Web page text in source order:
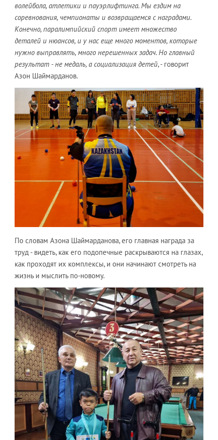
волейбола, атлетики и пауэрлифтинга. Мы ездим на
соревнования, чемпионаты и возвращаемся с наградами.
Конечно, паралимпийский спорт имеет множество
деталей и нюансов, и у нас еще много моментов, которые
нужно выправлять, много нерешенных задач. Но главный
результат - не медаль, а социализация детей, - говорит
Азон Шаймарданов.
По словам Азона Шаймарданова, его главная награда за
труд - видеть, как его подопечные раскрываются на глазах,
как проходят их комплексы, и они начинают смотреть на
жизнь и мыслить по-новому.